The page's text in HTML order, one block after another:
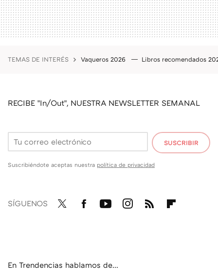
TEMAS DE INTERÉS Vaqueros 2026 Libros recomendados
RECIBE "In/Out", NUESTRA NEWSLETTER SEMANAL
SUSCRIBIR
Suscribiéndote aceptas nuestra política de privacidad
SÍGUENOS
En Trendencias hablamos de...